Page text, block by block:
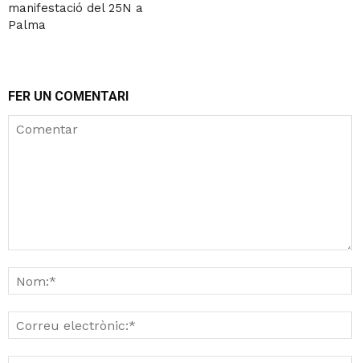
manifestació del 25N a
Palma
FER UN COMENTARI